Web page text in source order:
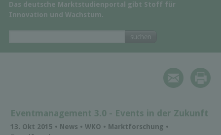
Das deutsche Marktstudienportal gibt Stoff für
Innovation und Wachstum.
Eventmanagement 3.0 - Events in der Zukunft
13. Okt 2015 • News • WKO • Marktforschung •